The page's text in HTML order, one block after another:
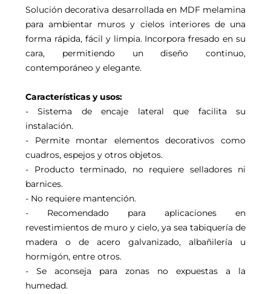
Solución decorativa desarrollada en MDF melamina
para ambientar muros y cielos interiores de una
forma rápida, fácil y limpia. Incorpora fresado en su
cara, permitiendo un diseño continuo,
contemporáneo y elegante.
Características y usos:
- Sistema de encaje lateral que facilita su
instalación.
- Permite montar elementos decorativos como
cuadros, espejos y otros objetos.
- Producto terminado, no requiere selladores ni
barnices.
- No requiere mantención.
- Recomendado para aplicaciones en
revestimientos de muro y cielo, ya sea tabiquería de
madera o de acero galvanizado, albañilería u
hormigón, entre otros.
- Se aconseja para zonas no expuestas a la
humedad.